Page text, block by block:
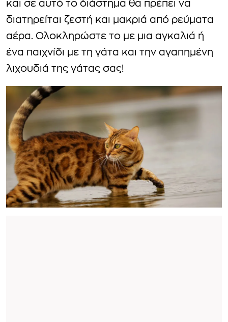
και σε αυτό το διάστημα θα πρέπει να
διατηρείται ζεστή και μακριά από ρεύματα
αέρα. Ολοκληρώστε το με μια αγκαλιά ή
ένα παιχνίδι με τη γάτα και την αγαπημένη
λιχουδιά της γάτας σας!